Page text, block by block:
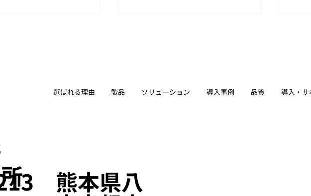
熊本県八
選ばれる理由 製品 ソリューション 導入事例 品質 導入・サ